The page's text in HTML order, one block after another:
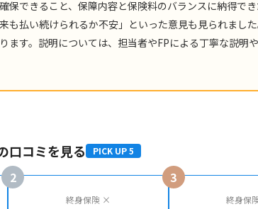
保できること、保障内容と保険料のバランスに納得で
も払い続けられるか不安」といった意見も見られま
ます。説明については、担当者やFPによる丁寧な説
口コミを見る PICK UP 5
2
終身保険 ×
3
終身保